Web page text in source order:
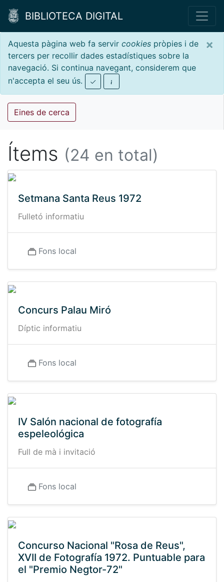
BIBLIOTECA DIGITAL
×
Aquesta pàgina web fa servir cookies pròpies i de
tercers per recollir dades estadístiques sobre la
navegació. Si continua navegant, considerem que
n'accepta el seu ús.
Eines de cerca
Ítems (24 en total)
Setmana Santa Reus 1972
Fulletó informatiu
Fons local
Concurs Palau Miró
Díptic informatiu
Fons local
IV Salón nacional de fotografía
espeleológica
Full de mà i invitació
Fons local
Concurso Nacional "Rosa de Reus",
XVII de Fotografía 1972. Puntuable para
el "Premio Negtor-72"